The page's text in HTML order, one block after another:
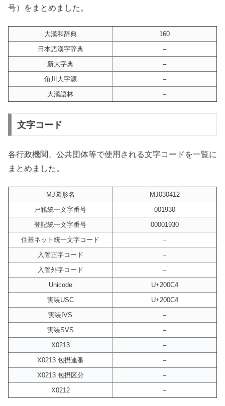
号）をまとめました。
大漢和辞典
160
日本語漢字辞典
–
新大字典
–
角川大字源
–
大漢語林
–
文字コード
各行政機関、公共団体等で使用される文字コードを一覧に
まとめました。
MJ図形名
MJ030412
戸籍統一文字番号
001930
登記統一文字番号
00001930
住基ネット統一文字コード
–
入管正字コード
–
入管外字コード
–
Unicode
U+200C4
実装USC
U+200C4
実装IVS
–
実装SVS
–
X0213
–
X0213 包摂連番
–
X0213 包摂区分
–
X0212
–